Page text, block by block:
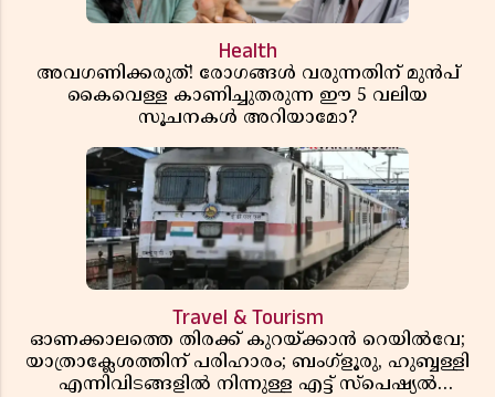
Health
അവഗണിക്കരുത്! രോഗങ്ങൾ വരുന്നതിന് മുൻപ്
കൈവെള്ള കാണിച്ചുതരുന്ന ഈ 5 വലിയ
സൂചനകൾ അറിയാമോ?
Travel & Tourism
ഓണക്കാലത്തെ തിരക്ക് കുറയ്ക്കാൻ റെയിൽവേ;
യാത്രാക്ലേശത്തിന് പരിഹാരം; ബംഗ്ളൂരു, ഹുബ്ബള്ളി
എന്നിവിടങ്ങളിൽ നിന്നുള്ള എട്ട് സ്പെഷ്യൽ